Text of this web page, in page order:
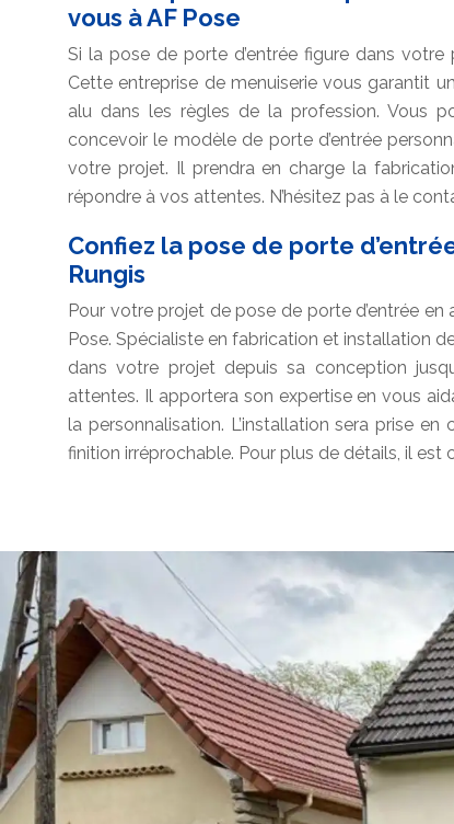
vous à AF Pose
Si la pose de porte d’entrée figure dans
Cette entreprise de menuiserie vous garantit
alu dans les règles de la profession. Vous
concevoir le modèle de porte d’entrée
votre projet. Il prendra en charge la
répondre à vos attentes. N’hésitez pas à le
Confiez la pose de porte
Rungis
Pour votre projet de pose de porte d’entrée
Pose. Spécialiste en fabrication et installation
dans votre projet depuis sa conception
attentes. Il apportera son expertise en vous
la personnalisation. L’installation sera prise
finition irréprochable. Pour plus de détails, il